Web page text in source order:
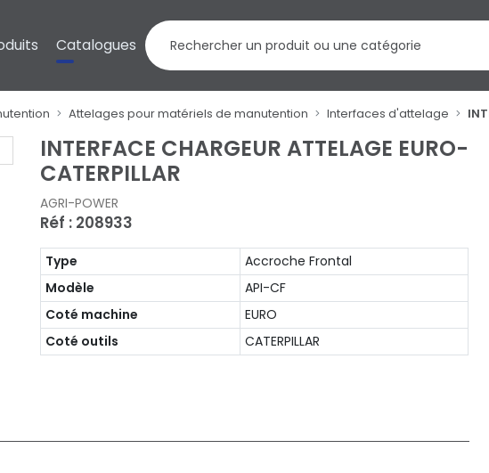
Catalogues
Attelages pour matériels de manutention Interfaces d'attelage
INTERFACE CHARGEUR ATTELAGE EURO-
CATERPILLAR
AGRI-POWER
Réf : 208933
Type
Accroche Frontal
Modèle
API-CF
Coté machine
EURO
Coté outils
CATERPILLAR